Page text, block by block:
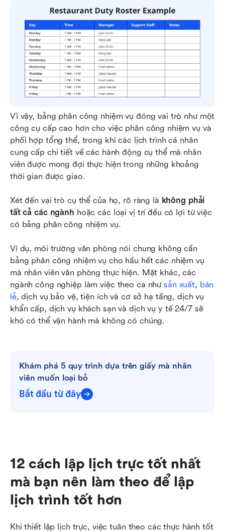
Vì vậy, bảng phân công nhiệm vụ đóng vai trò như một
công cụ cấp cao hơn cho việc phân công nhiệm vụ và
phối hợp tổng thể, trong khi các lịch trình cá nhân
cung cấp chi tiết về các hành động cụ thể mà nhân
viên được mong đợi thực hiện trong những khoảng
thời gian được giao.
Xét đến vai trò cụ thể của họ, rõ ràng là không phải
tất cả các ngành hoặc các loại vị trí đều có lợi từ việc
có bảng phân công nhiệm vụ.
Ví dụ, môi trường văn phòng nói chung không cần
bảng phân công nhiệm vụ cho hầu hết các nhiệm vụ
mà nhân viên văn phòng thực hiện. Mặt khác, các
ngành công nghiệp làm việc theo ca như sản xuất, bán
lẻ, dịch vụ bảo vệ, tiện ích và cơ sở hạ tầng, dịch vụ
khẩn cấp, dịch vụ khách sạn và dịch vụ y tế 24/7 sẽ
khó có thể vận hành mà không có chúng.
Khám phá 5 quy trình dựa trên giấy mà nhân
viên muốn loại bỏ
Bắt đầu từ đây
12 cách lập lịch trực tốt nhất
mà bạn nên làm theo để lập
lịch trình tốt hơn
Khi thiết lập lịch trực, việc tuân theo các thực hành tốt